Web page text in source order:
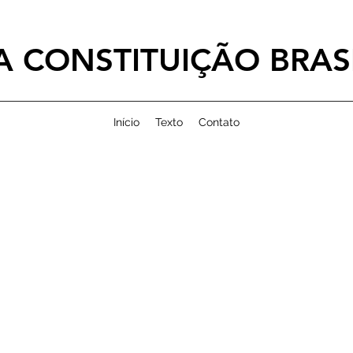
CONSTITUIÇÃO
Início Texto Contato